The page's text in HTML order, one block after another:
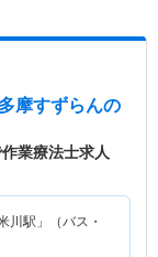
摩すずらんの
業療法士求人
川駅」（バス・